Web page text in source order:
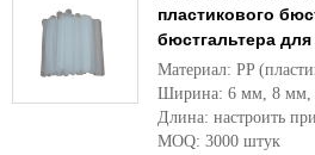
пластикового
бюстгальтера
Материал: PP
Ширина: 6 мм, 8 мм,
Длина: настроить
MOQ: 3000 штук